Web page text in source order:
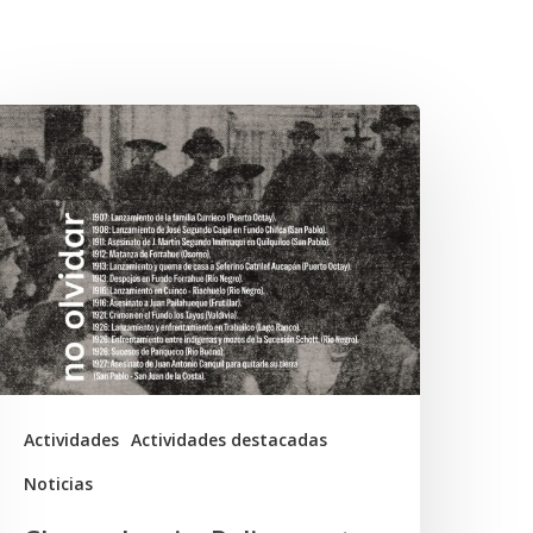
Actividades Actividades destacadas
Noticias
tensiones
documentales